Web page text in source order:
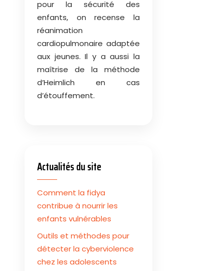
pour la sécurité des
enfants, on recense la
réanimation
cardiopulmonaire adaptée
aux jeunes. Il y a aussi la
maîtrise de la méthode
d’Heimlich en cas
d’étouffement.
Actualités du site
Comment la fidya
contribue à nourrir les
enfants vulnérables
Outils et méthodes pour
détecter la cyberviolence
chez les adolescents